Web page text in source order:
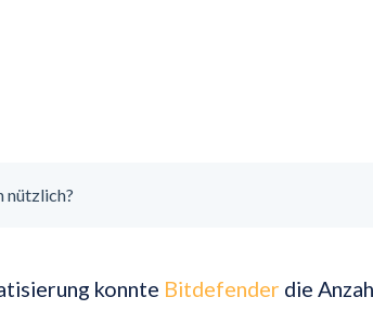
nützlich?
konnte Bitdefender die